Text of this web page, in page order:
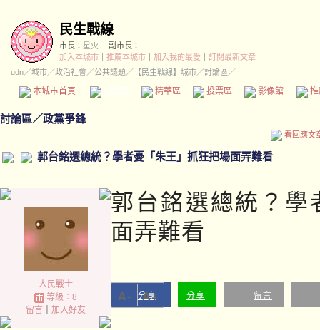
民生戰線
市長： 星火
副市長：
加入本城市
推薦本城市 加入我的最愛
訂閱最新文章
udn／城市／政治社會 ／公共議題 ／ 【民生戰線】城市／討論區／
本城市首頁 精華區 投票區 影像館
討論區／政黨爭鋒
看回應文
郭台銘選總統？學者憂「朱王」抓狂把場面弄難看
人民戰士
等級：8
留言｜ 加入好友
郭台銘選總統？學
面弄難看
分享 分享 留言
A- A+